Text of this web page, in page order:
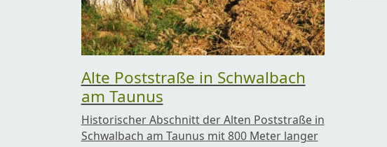
Alte Poststraße in Schwalbach
am Taunus
Historischer Abschnitt der Alten Poststraße in
Schwalbach am Taunus mit 800 Meter langer